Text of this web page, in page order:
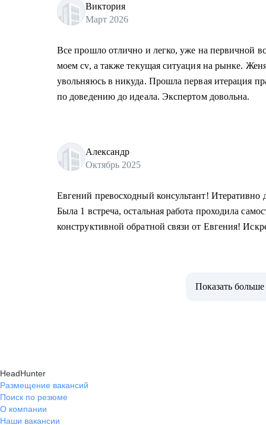
Виктория
Март 2026
Все прошло отлично и легко, уже на первичной
моем cv, а также текущая ситуация на рынке.
увольняюсь в никуда. Прошла первая итерация
по доведению до идеала. Экспертом довольна.
Александр
Октябрь 2025
Евгений превосходный консультант! Итеративно
Была 1 встреча, остальная работа проходила
конструктивной обратной связи от Евгения!
Показать
HeadHunter
Размещение вакансий
Поиск по резюме
О компании
Наши вакансии